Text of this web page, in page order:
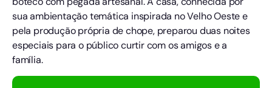
sua ambientação temática inspirada no Velho Oeste e
pela produção própria de chope, preparou duas noites
especiais para o público curtir com os amigos e a
família.